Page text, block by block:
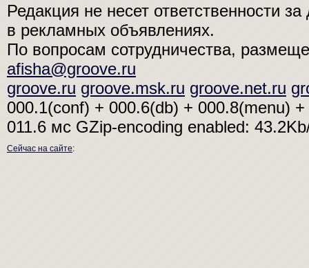
Редакция не несет ответственности
в рекламных объявлениях.
По вопросам сотрудничества,
afisha@groove.ru
groove.ru groove.msk.ru groove.net.ru
000.1(conf) + 000.6(db) + 000.8(menu)
011.6 мсGZip-encoding enabled:
Сейчас на сайте: